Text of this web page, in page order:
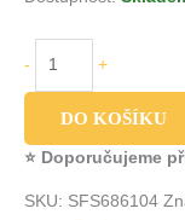
- +
DO KOŠÍKU
⭐ Doporučujeme
SKU: SFS686104